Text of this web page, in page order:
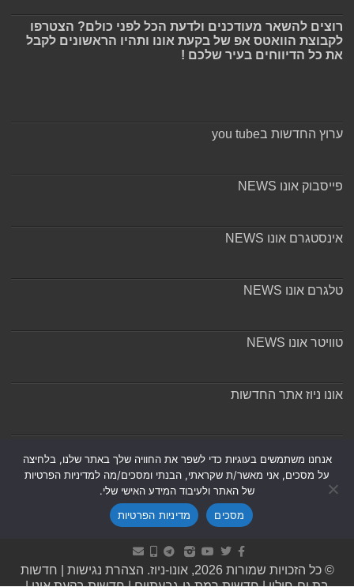
רוצים להשאר מעודכנים ולדעת הכל לפני כולם? הצטרפו
לקבוצת הוואטס אפ של בקעת אונו ותהיו הראשונים לקבל
את כל הדיווחים בעיר שלכם !
ערוץ החדשות בyou tube
פייסבוק אונו NEWS
אינסטגרם אונו NEWS
טלגרם אונו NEWS
טוויטר אונו NEWS
אונו ניוז אתר החדשות
© כל הזכויות שמורות 2026, אונו-ניוז. הצהרת נגישות
חדשות
אנחנו משתמשים בעוגיות כדי לשפר את החוויה שלך באתר שלנו, בלחיצה
על מסכים, אני מאשר/ת שקראתי, הבנתי ומסכים/מה למדיניות הפרטיות
של האתר ולעיבוד המידע האישי שלי.
מסכים
מדיניות הפרטיות